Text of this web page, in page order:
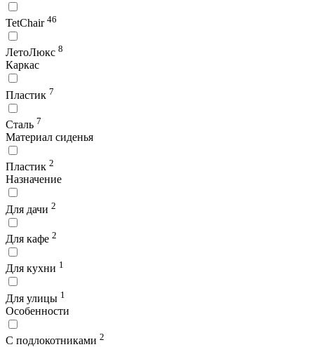
TetChair 46
ЛетоЛюкс 8
Каркас
Пластик 7
Сталь 7
Материал сиденья
Пластик 2
Назначение
Для дачи 2
Для кафе 2
Для кухни 1
Для улицы 1
Особенности
С подлокотниками 2